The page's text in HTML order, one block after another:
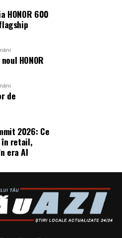
HONOR 600
HONOR
de
2026: Ce
în retail,
era AI